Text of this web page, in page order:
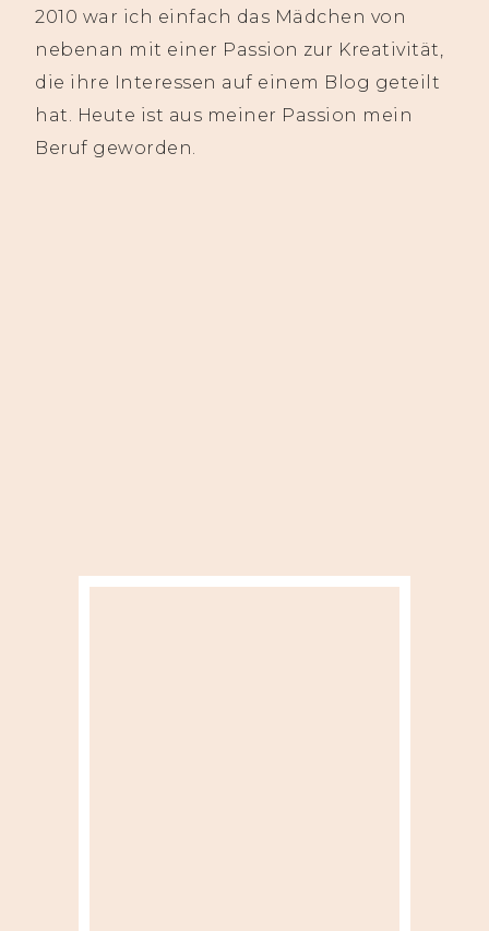
2010 war ich einfach das Mädchen von
nebenan mit einer Passion zur Kreativität,
die ihre Interessen auf einem Blog geteilt
hat. Heute ist aus meiner Passion mein
Beruf geworden.